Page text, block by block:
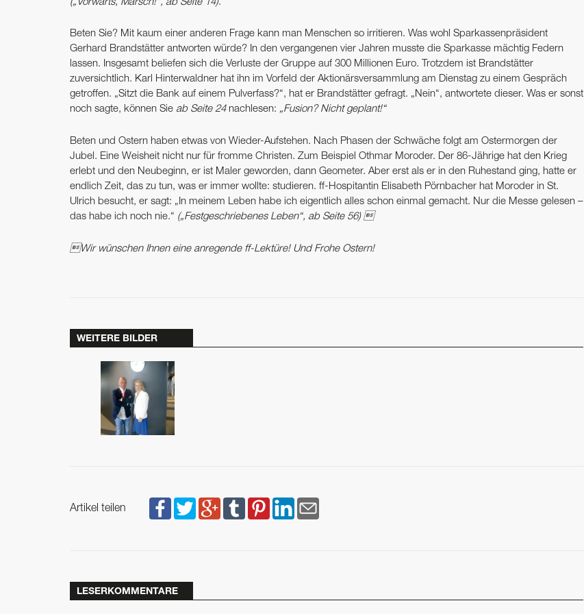
Beten Sie? Mit kaum einer anderen Frage kann man Menschen so irritieren. Was wohl Sparkassenpräsident
Gerhard Brandstätter antworten würde? In den vergangenen vier Jahren musste die Sparkasse mächtig Federn
lassen. Insgesamt beliefen sich die Verluste der Gruppe auf 300 Millionen Euro. Trotzdem ist Brandstätter
zuversichtlich. Karl Hinterwaldner hat ihn im Vorfeld der Aktionärsversammlung am Dienstag zu einem Gespräch
getroffen. „Sitzt die Bank auf einem Pulverfass?“, hat er Brandstätter gefragt. „Nein“, antwortete dieser. Was er sonst
noch sagte, können Sie ab Seite 24 nachlesen: „Fusion? Nicht geplant!“
Beten und Ostern haben etwas von Wieder-Aufstehen. Nach Phasen der Schwäche folgt am Ostermorgen der
Jubel. Eine Weisheit nicht nur für fromme Christen. Zum Beispiel Othmar Moroder. Der 86-Jährige hat den Krieg
erlebt und den Neubeginn, er ist Maler geworden, dann Geometer. Aber erst als er in den Ruhestand ging, hatte er
endlich Zeit, das zu tun, was er immer wollte: studieren. ff-Hospitantin Elisabeth Pörnbacher hat Moroder in St.
Ulrich besucht, er sagt: „In meinem Leben habe ich eigentlich alles schon einmal gemacht. Nur die Messe gelesen –
das habe ich noch nie.“ („Festgeschriebenes Leben“, ab Seite 56) 
Wir wünschen Ihnen eine anregende ff-Lektüre! Und Frohe Ostern!
WEITERE BILDER
Artikel teilen
LESERKOMMENTARE